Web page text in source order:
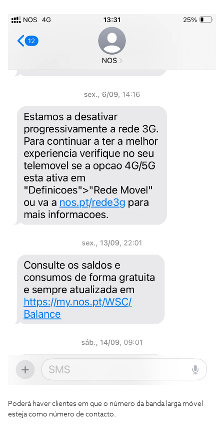
Poderá haver clientes em que o número da banda larga móvel
esteja como número de contacto.